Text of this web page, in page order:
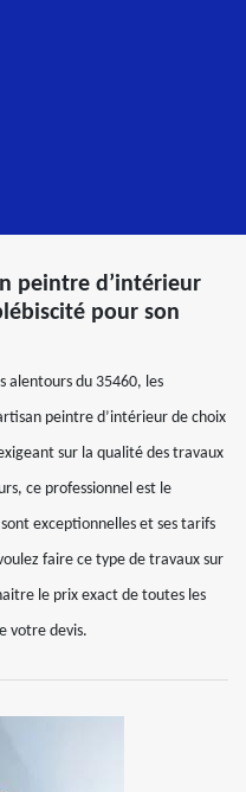
peintre d’intérieur
pour son
alentours du 35460, les
peintre d’intérieur de choix
sur la qualité des travaux
ce professionnel est le
exceptionnelles et ses tarifs
faire ce type de travaux sur
le prix exact de toutes les
votre devis.